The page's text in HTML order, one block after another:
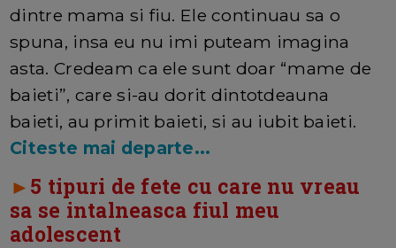
dintre mama si fiu. Ele continuau sa o
spuna, insa eu nu imi puteam imagina
asta. Credeam ca ele sunt doar “mame de
baieti”, care si-au dorit dintotdeauna
baieti, au primit baieti, si au iubit baieti.
Citeste mai departe...
► 5 tipuri de fete cu care nu vreau
sa se intalneasca fiul meu
adolescent